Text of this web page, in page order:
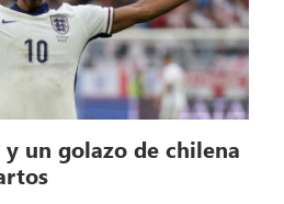
un golazo de chilena